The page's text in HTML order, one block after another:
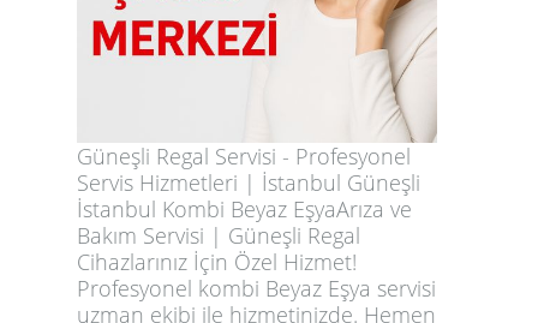
Güneşli Regal Servisi - Profesyonel
Servis Hizmetleri | İstanbul Güneşli
İstanbul Kombi Beyaz EşyaArıza ve
Bakım Servisi | Güneşli Regal
Cihazlarınız İçin Özel Hizmet!
Profesyonel kombi Beyaz Eşya servisi
uzman ekibi ile hizmetinizde. Hemen